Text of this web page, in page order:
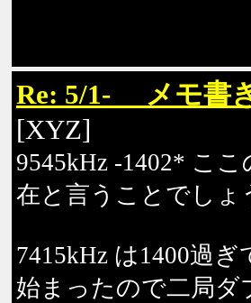
Re: 5/1- メモ書
[XYZ]
9545kHz -1402* ここ
在と言うことでしょ
7415kHz は1400過
始まったので二局ダ